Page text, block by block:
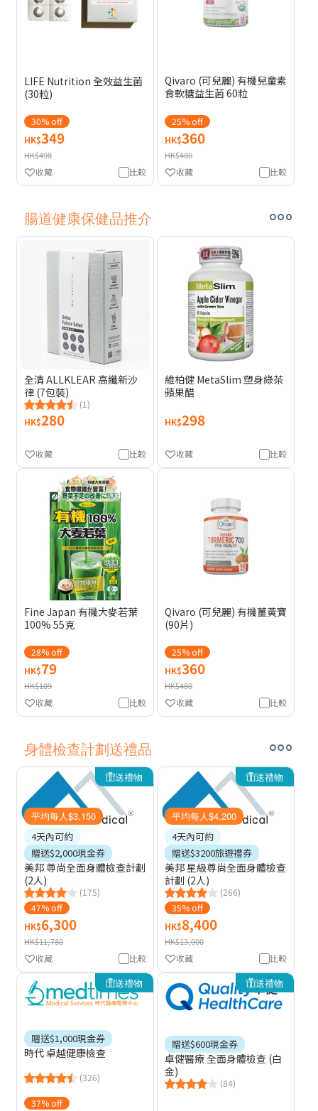
LIFE Nutrition 全效益生菌
(30粒)
30% off
HK$349
HK$498
比較
收藏
Qivaro (可兒麗) 有機兒童素
食軟糖益生菌 60粒
25% off
HK$360
HK$480
比較
收藏
腸道健康保健品推介
全清 ALLKLEAR 高纖新沙
律 (7包裝)
(1)
HK$280
比較
收藏
維柏健 MetaSlim 塑身綠茶
蘋果醋
HK$298
比較
收藏
Fine Japan 有機大麥若葉
100% 55克
28% off
HK$79
HK$109
比較
收藏
Qivaro (可兒麗) 有機薑黃寶
(90片)
25% off
HK$360
HK$480
比較
收藏
身體檢查計劃送禮品
送禮物
平均每人$3,150
4天內可約
贈送$2,000現金券
美邦 尊尚全面身體檢查計劃
(2人)
(175)
47% off
HK$6,300
HK$11,780
比較
收藏
送禮物
平均每人$4,200
4天內可約
贈送$3200旅遊禮券
美邦 星級尊尚全面身體檢查
計劃 (2人)
(266)
35% off
HK$8,400
HK$13,000
比較
收藏
送禮物
贈送$1,000現金券
時代 卓越健康檢查
(326)
37% off
送禮物
贈送$600現金券
卓健醫療 全面身體檢查 (白
金)
(84)